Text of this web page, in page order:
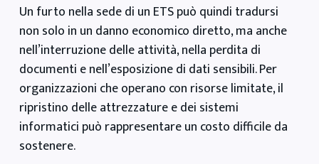
Un furto nella sede di un ETS può quindi tradursi
non solo in un danno economico diretto, ma anche
nell’interruzione delle attività, nella perdita di
documenti e nell’esposizione di dati sensibili. Per
organizzazioni che operano con risorse limitate, il
ripristino delle attrezzature e dei sistemi
informatici può rappresentare un costo difficile da
sostenere.